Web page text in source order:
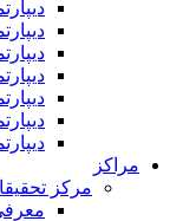
مراکز
مرکز